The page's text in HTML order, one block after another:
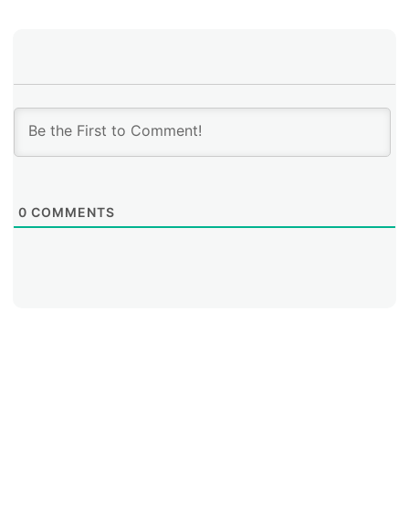
De esta forma podrán ejercer su derecho a apelar
cuando entienden que ha habido una decisión de
moderación injusta o ilegítima que vulnere su derecho
0 COMMENTS